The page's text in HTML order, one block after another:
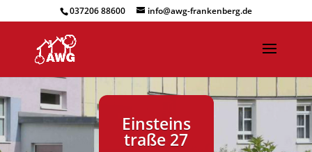
037206 88600 info@awg-frankenberg.de
Einsteins
traße 27